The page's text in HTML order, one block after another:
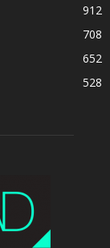
912
708
652
528